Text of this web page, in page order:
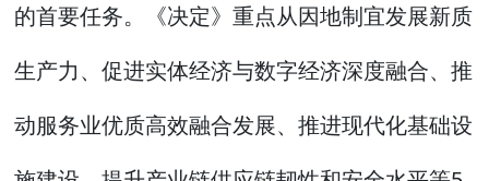
的首要任务。《决定》重点从因地制宜发展新质
生产力、促进实体经济与数字经济深度融合、推
动服务业优质高效融合发展、推进现代化基础设